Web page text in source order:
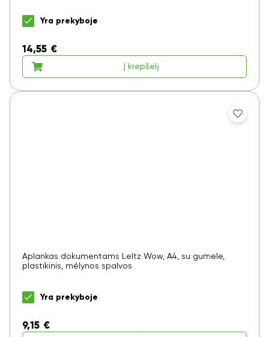
Yra prekyboje
14,55 €
Į krepšelį
Aplankas dokumentams LeItz Wow, A4, su gumele,
plastikinis, mėlynos spalvos
Yra prekyboje
9,15 €